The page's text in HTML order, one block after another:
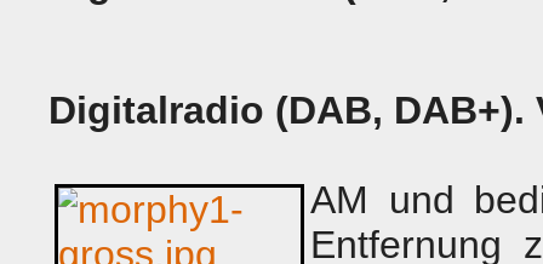
Digitalradio (DAB,
AM und
Entfernung